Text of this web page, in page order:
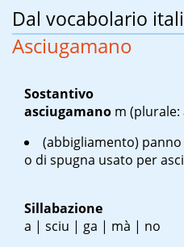
Dal vocabolario
Asciugamano
Sostantivo
asciugamano m (plurale:
(abbigliamento)
o di spugna usato per
Sillabazione
a | sciu | ga | mà | no